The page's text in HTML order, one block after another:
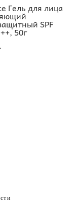
Гель для лица
SPF
50г